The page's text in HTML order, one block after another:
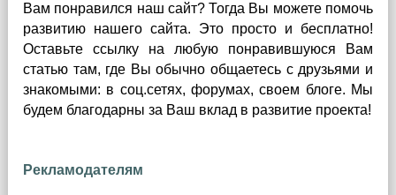
Вам понравился наш сайт? Тогда Вы можете помочь
развитию нашего сайта. Это просто и бесплатно!
Оставьте ссылку на любую понравившуюся Вам
статью там, где Вы обычно общаетесь с друзьями и
знакомыми: в соц.сетях, форумах, своем блоге. Мы
будем благодарны за Ваш вклад в развитие проекта!
Рекламодателям